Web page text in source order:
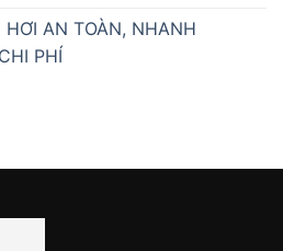
AN TOÀN, NHANH
PHÍ